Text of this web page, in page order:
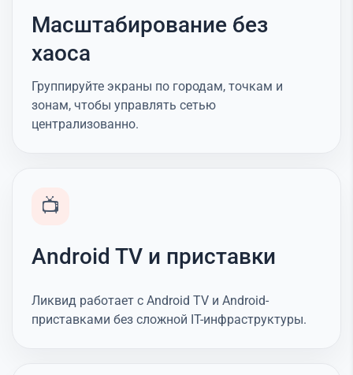
Масштабирование без
хаоса
Группируйте экраны по городам, точкам и
зонам, чтобы управлять сетью
централизованно.
📺
Android TV и приставки
Ликвид работает с Android TV и Android-
приставками без сложной IT-инфраструктуры.